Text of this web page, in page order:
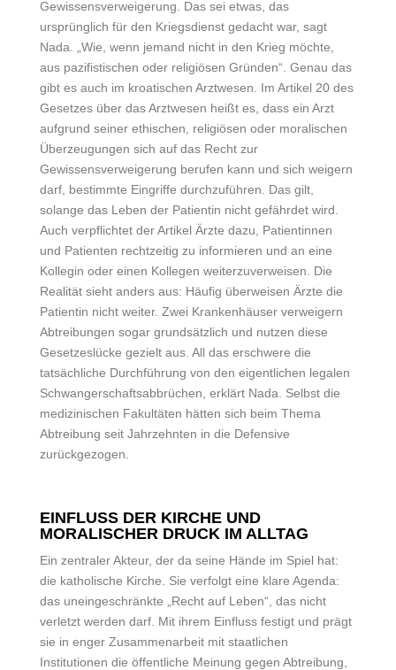
Gewissensverweigerung. Das sei etwas, das
ursprünglich für den Kriegsdienst gedacht war, sagt
Nada. „Wie, wenn jemand nicht in den Krieg möchte,
aus pazifistischen oder religiösen Gründen“. Genau das
gibt es auch im kroatischen Arztwesen. Im Artikel 20 des
Gesetzes über das Arztwesen heißt es, dass ein Arzt
aufgrund seiner ethischen, religiösen oder moralischen
Überzeugungen sich auf das Recht zur
Gewissensverweigerung berufen kann und sich weigern
darf, bestimmte Eingriffe durchzuführen. Das gilt,
solange das Leben der Patientin nicht gefährdet wird.
Auch verpflichtet der Artikel Ärzte dazu, Patientinnen
und Patienten rechtzeitig zu informieren und an eine
Kollegin oder einen Kollegen weiterzuverweisen. Die
Realität sieht anders aus: Häufig überweisen Ärzte die
Patientin nicht weiter. Zwei Krankenhäuser verweigern
Abtreibungen sogar grundsätzlich und nutzen diese
Gesetzeslücke gezielt aus. All das erschwere die
tatsächliche Durchführung von den eigentlichen legalen
Schwangerschaftsabbrüchen, erklärt Nada. Selbst die
medizinischen Fakultäten hätten sich beim Thema
Abtreibung seit Jahrzehnten in die Defensive
zurückgezogen.
EINFLUSS DER KIRCHE UND
MORALISCHER DRUCK IM ALLTAG
Ein zentraler Akteur, der da seine Hände im Spiel hat:
die katholische Kirche. Sie verfolgt eine klare Agenda:
das uneingeschränkte „Recht auf Leben“, das nicht
verletzt werden darf. Mit ihrem Einfluss festigt und prägt
sie in enger Zusammenarbeit mit staatlichen
Institutionen die öffentliche Meinung gegen Abtreibung,